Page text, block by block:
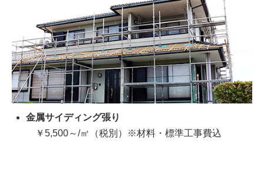
金属サイディング張り
￥5,500～/㎡（税別）※材料・標準工事費込